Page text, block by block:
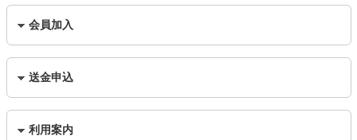
会員加入
送金申込
利用案内